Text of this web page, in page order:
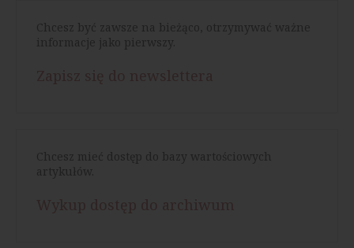
Chcesz być zawsze na bieżąco, otrzymywać ważne
informacje jako pierwszy.
Chcesz mieć dostęp do bazy wartościowych
artykułów.